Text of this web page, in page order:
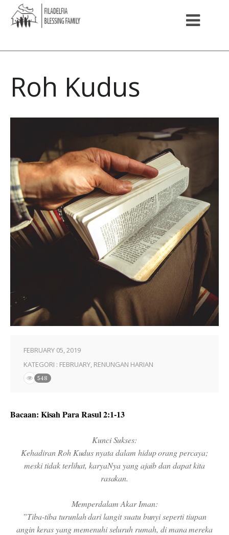
Roh Kudus
FEBRUARY 05, 2019
KATEGORI : FEBRUARY, RENUNGAN HARIAN
548
Bacaan: Kisah Para Rasul 2:1-13
Kunci Sukses:
Kehadiran Roh Kudus nyata dalam hidup orang percaya;
meski tidak terlihat, karyaNya yang ajaib dan dapat kita
rasakan.
Memperdalam Akar Iman:
”Tiba-tiba turunlah dari langit suatu bunyi seperti tiupan
angin keras yang memenuhi seluruh rumah, di mana mereka